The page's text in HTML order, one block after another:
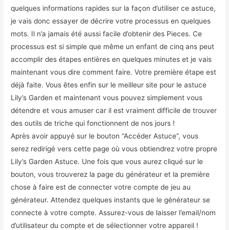
quelques informations rapides sur la façon d’utiliser ce astuce,
je vais donc essayer de décrire votre processus en quelques
mots. Il n’a jamais été aussi facile d’obtenir des Pieces. Ce
processus est si simple que même un enfant de cinq ans peut
accomplir des étapes entières en quelques minutes et je vais
maintenant vous dire comment faire. Votre première étape est
déjà faite. Vous êtes enfin sur le meilleur site pour le astuce
Lily’s Garden et maintenant vous pouvez simplement vous
détendre et vous amuser car il est vraiment difficile de trouver
des outils de triche qui fonctionnent de nos jours !
Après avoir appuyé sur le bouton “Accéder Astuce”, vous
serez redirigé vers cette page où vous obtiendrez votre propre
Lily’s Garden Astuce. Une fois que vous aurez cliqué sur le
bouton, vous trouverez la page du générateur et la première
chose à faire est de connecter votre compte de jeu au
générateur. Attendez quelques instants que le générateur se
connecte à votre compte. Assurez-vous de laisser l’email/nom
d’utilisateur du compte et de sélectionner votre appareil !